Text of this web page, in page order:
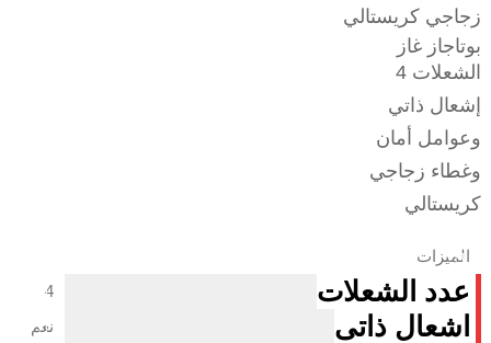
زجاجي كريستالي
بوتاجاز غاز
الشعلات 4
إشعال ذاتي
وعوامل أمان
وغطاء زجاجي
كريستالي
الميزات
عدد الشعلات 4
اشعال ذاتى نعم